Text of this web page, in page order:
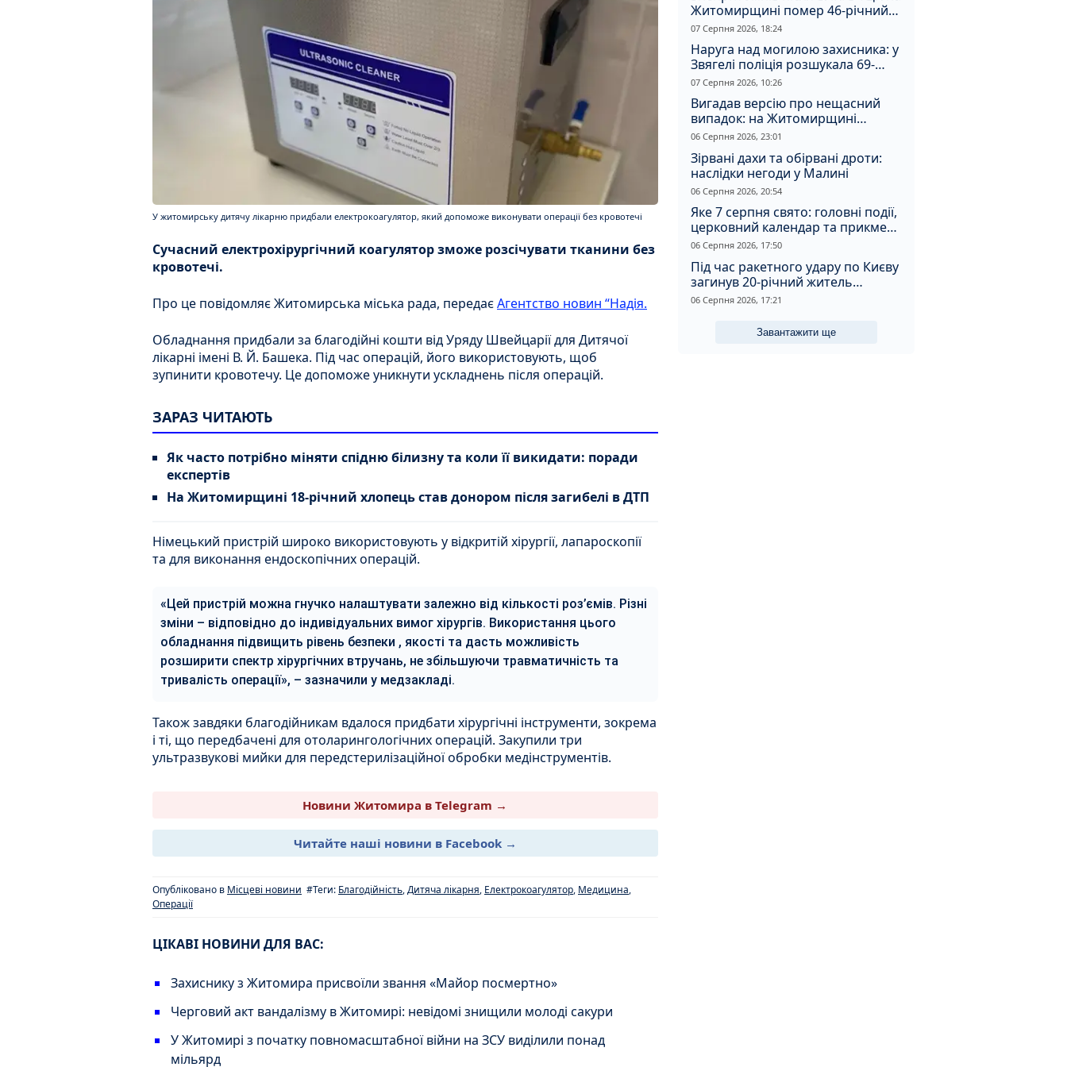
У житомирську дитячу лікарню придбали електрокоагулятор, який допоможе виконувати операції без кровотечі
Сучасний електрохірургічний коагулятор зможе розсічувати тканини без
кровотечі.
Про це повідомляє Житомирська міська рада, передаєАгентство новин “Надія.
Обладнання придбали за благодійні кошти від Уряду Швейцарії для Дитячої
лікарні імені В. Й. Башека. Під час операцій, його використовують, щоб
зупинити кровотечу. Це допоможе уникнути ускладнень після операцій.
ЗАРАЗ ЧИТАЮТЬ
Як часто потрібно міняти спідню білизну та коли її викидати: поради
експертів
На Житомирщині 18-річний хлопець став донором після загибелі в ДТП
Німецький пристрій широко використовують у відкритій хірургії, лапароскопії
та для виконання ендоскопічних операцій.
«Цей пристрій можна гнучко налаштувати залежно від кількості роз’ємів. Різні
зміни – відповідно до індивідуальних вимог хірургів. Використання цього
обладнання підвищить рівень безпеки , якості та дасть можливість
розширити спектр хірургічних втручань, не збільшуючи травматичність та
тривалість операції», – зазначили у медзакладі.
Також завдяки благодійникам вдалося придбати хірургічні інструменти, зокрема
і ті, що передбачені для отоларингологічних операцій. Закупили три
ультразвукові мийки для передстерилізаційної обробки медінструментів.
Новини Житомира в Telegram →
Читайте наші новини в Facebook →
Опубліковано в Місцеві новини #Теги: Благодійність,Дитяча лікарня, Електрокоагулятор, Медицина,
Операції
ЦІКАВІ НОВИНИ ДЛЯ ВАС:
Захиснику з Житомира присвоїли звання «Майор посмертно»
Черговий акт вандалізму в Житомирі: невідомі знищили молоді сакури
У Житомирі з початку повномасштабної війни на ЗСУ виділили понад
мільярд
Житомирщині помер 46-річний
чоловік
07 Серпня 2026, 18:24
Наруга над могилою захисника: у
Звягелі поліція розшукала 69-
річного зловмисника
07 Серпня 2026, 10:26
Вигадав версію про нещасний
випадок: на Житомирщині
судитимуть чоловіка за вбивство
06 Серпня 2026, 23:01
Зірвані дахи та обірвані дроти:
наслідки негоди у Малині
06 Серпня 2026, 20:54
Яке 7 серпня свято: головні події,
церковний календар та прикмети
дня
06 Серпня 2026, 17:50
Під час ракетного удару по Києву
загинув 20-річний житель
Житомирщини
06 Серпня 2026, 17:21
Завантажити ще